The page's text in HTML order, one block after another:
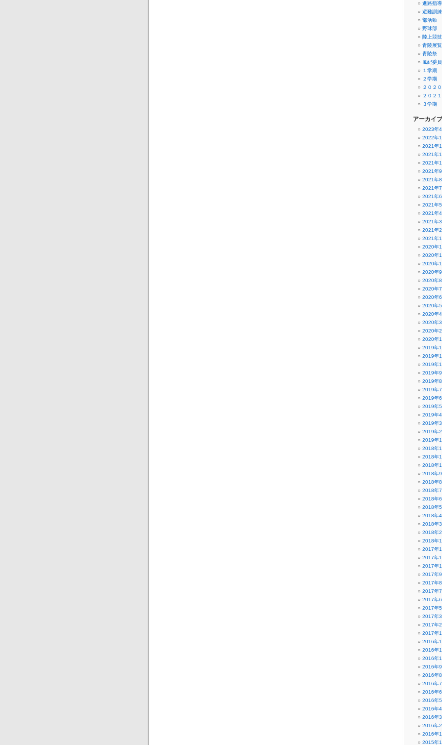
進路指導
避難訓練
部活動
野球部
陸上競
青陵展
青陵祭
風紀委員
１学期
２学期
２０２
２０２
３学期
アーカイブ
2023年4
2022年1
2021年
2021年
2021年
2021年9
2021年8
2021年7
2021年6
2021年5
2021年4
2021年3
2021年2
2021年1
2020年
2020年
2020年
2020年9
2020年8
2020年7
2020年6
2020年5
2020年4
2020年3
2020年2
2020年1
2019年
2019年
2019年
2019年9
2019年8
2019年7
2019年6
2019年5
2019年4
2019年3
2019年2
2019年1
2018年
2018年
2018年
2018年9
2018年8
2018年7
2018年6
2018年5
2018年4
2018年3
2018年2
2018年1
2017年
2017年
2017年
2017年9
2017年8
2017年7
2017年6
2017年5
2017年3
2017年2
2017年1
2016年
2016年
2016年
2016年9
2016年8
2016年7
2016年6
2016年5
2016年4
2016年3
2016年2
2016年1
2015年